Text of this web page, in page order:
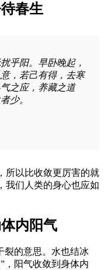
春生
乎阳。早卧晚起，
，若己有得，去寒
之应，养藏之道
少。
所以比收敛更厉害的就
我们人类的身心也应如
内阳气
裂的意思。水也结冰
，阳气收敛到身体内